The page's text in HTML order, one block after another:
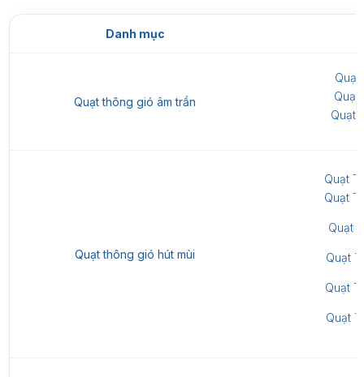
Danh mục
Quạt thông gió âm trần
Quạt
Quạt
Quạt
Quạt thông gió hút mùi
Quạt
Quạt
Quạt
Quạt
Quạt
Quạt